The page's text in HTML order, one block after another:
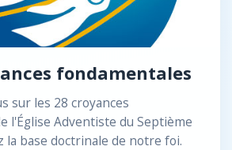
fondamentales
sur les 28 croyances
l'Église Adventiste du Septième
la base doctrinale de notre foi.